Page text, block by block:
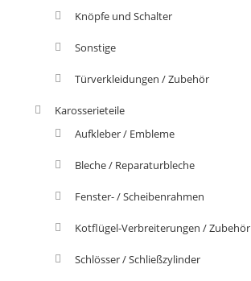
Knöpfe und Schalter
Sonstige
Türverkleidungen / Zubehör
Karosserieteile
Aufkleber / Embleme
Bleche / Reparaturbleche
Fenster- / Scheibenrahmen
Kotflügel-Verbreiterungen / Zubehör
Schlösser / Schließzylinder